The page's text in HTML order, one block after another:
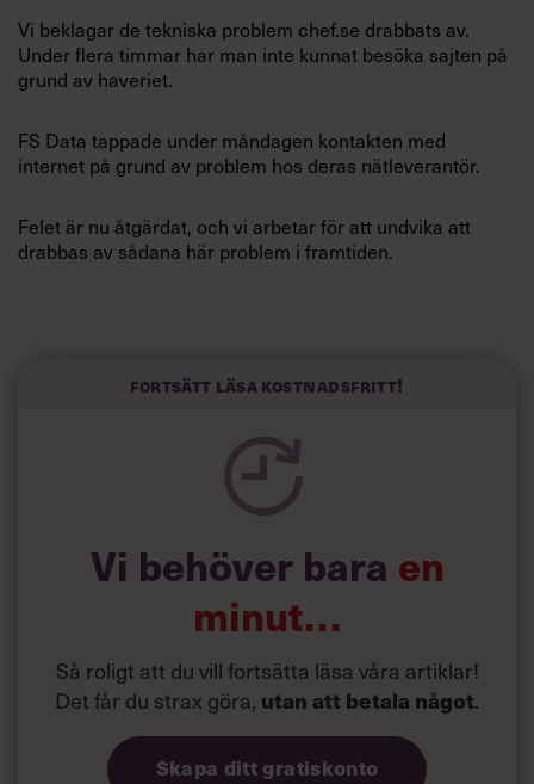
Villkor och policy för
personuppgiftsbehandling
efter:
Vi beklagar de tekniska problem chef.se drabbats av.
Under flera timmar har man inte kunnat besöka sajten på
grund av haveriet.
FS Data tappade under måndagen kontakten med
internet på grund av problem hos deras nätleverantör.
Felet är nu åtgärdat, och vi arbetar för att undvika att
drabbas av sådana här problem i framtiden.
Fortsätt läsa kostnadsfritt!
Vi behöver bara en
minut…
Så roligt att du vill fortsätta läsa våra artiklar!
Det får du strax göra, utan att betala något.
Skapa ditt gratiskonto